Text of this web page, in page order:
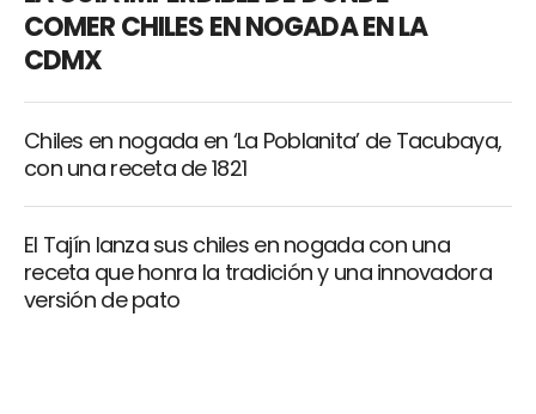
COMER CHILES EN NOGADA EN LA
CDMX
Chiles en nogada en ‘La Poblanita’ de Tacubaya,
con una receta de 1821
El Tajín lanza sus chiles en nogada con una
receta que honra la tradición y una innovadora
versión de pato